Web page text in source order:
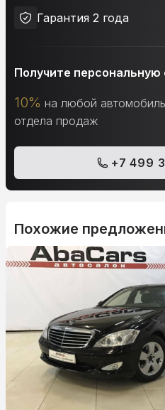
Гарантия 2 года
Получите персональную
10% на любой
отдела продаж
+7 499
Похожие